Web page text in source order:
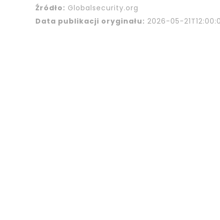
Źródło: Globalsecurity.org
Data publikacji oryginału: 2026-05-